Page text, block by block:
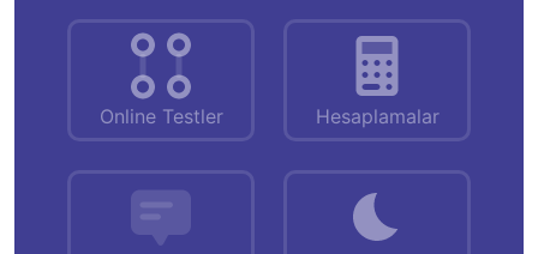
Online Testler Hesaplamalar